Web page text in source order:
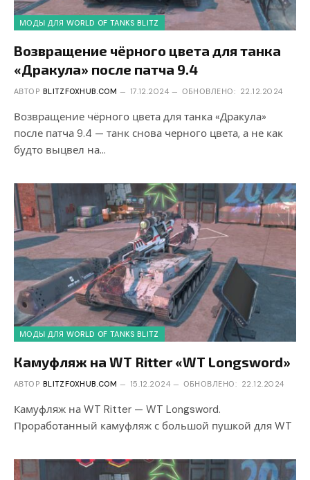
МОДЫ ДЛЯ WORLD OF TANKS BLITZ
Возвращение чёрного цвета для танка
«Дракула» после патча 9.4
АВТОР BLITZFOXHUB.COM 17.12.2024 ОБНОВЛЕНО: 22.12.2024
Возвращение чёрного цвета для танка «Дракула»
после патча 9.4 — танк снова черного цвета, а не как
будто выцвел на…
МОДЫ ДЛЯ WORLD OF TANKS BLITZ
Камуфляж на WT Ritter «WT Longsword»
АВТОР BLITZFOXHUB.COM 15.12.2024 ОБНОВЛЕНО: 22.12.2024
Камуфляж на WT Ritter — WT Longsword.
Проработанный камуфляж с большой пушкой для WT